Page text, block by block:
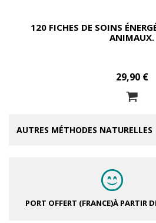
120 FICHES DE SOINS
ANIMAUX.
29,90 €
AUTRES MÉTHODES NATURELLES
PORT OFFERT (FRANCE)À PARTIR